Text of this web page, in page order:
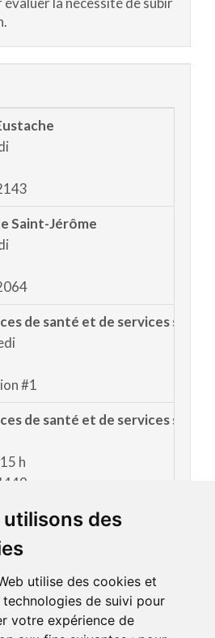
utilisons des
utilise des cookies et
de suivi pour
votre expérience de
Saint-Jérôme
de santé et de services
#1
de santé et de services
h
de Rivière-Rouge